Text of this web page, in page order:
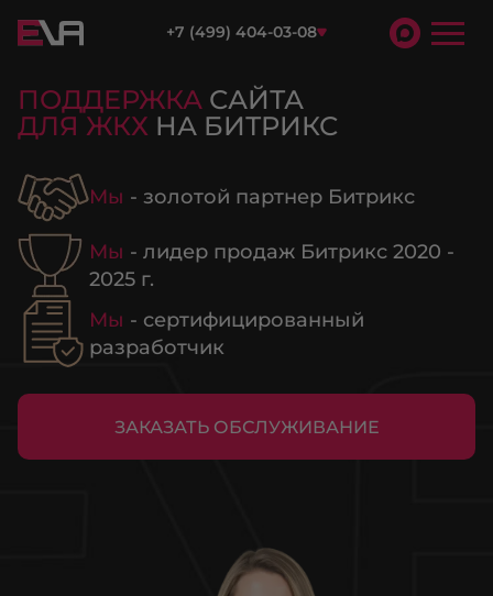
+7 (499) 404-03-08
ПОДДЕРЖКА САЙТА
ДЛЯ ЖКХ НА БИТРИКС
Мы - золотой партнер Битрикс
Мы - лидер продаж Битрикс 2020 -
2025 г.
Мы - сертифицированный
разработчик
ЗАКАЗАТЬ ОБСЛУЖИВАНИЕ